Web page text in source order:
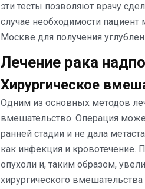
эти тесты позволяют врачу
случае необходимости
Москве для получения
Лечение рака
Хирургическое
Одним из основных методов
вмешательство. Операция
ранней стадии и не дала
как инфекция и
опухоли и, таким образом,
хирургического